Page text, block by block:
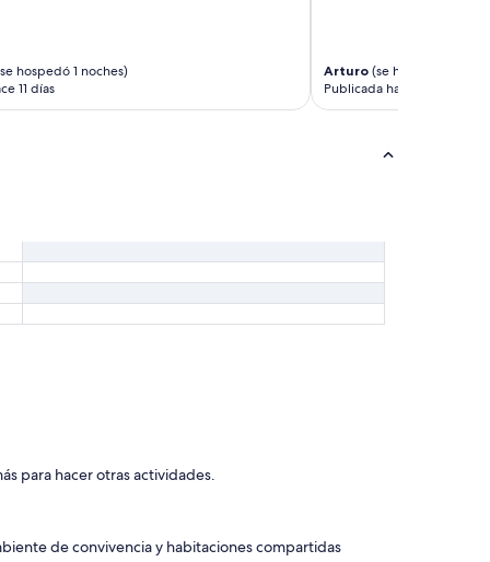
hospedó 1 noches)
11 días
Arturo(se hospedó 3
Publicada hace 12 días
para hacer otras actividades.
de convivencia y habitaciones compartidas